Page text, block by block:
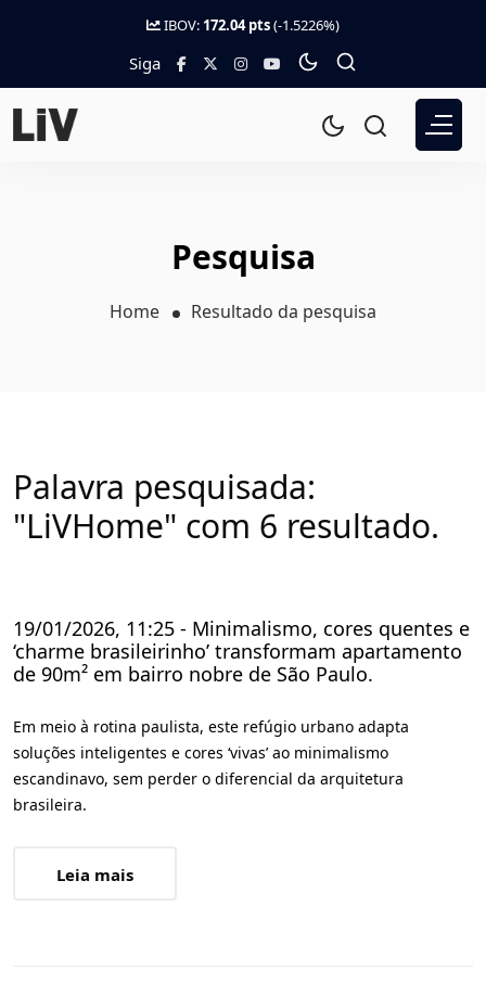
IBOV: 172.04 pts(-1.5226%)
Siga
Pesquisa
Home Resultado da pesquisa
Palavra pesquisada:
"LiVHome" com 6 resultado.
19/01/2026, 11:25 - Minimalismo, cores quentes e
‘charme brasileirinho’ transformam apartamento
de 90m² em bairro nobre de São Paulo.
Em meio à rotina paulista, este refúgio urbano adapta
soluções inteligentes e cores ‘vivas’ ao minimalismo
escandinavo, sem perder o diferencial da arquitetura
brasileira.
Leia mais